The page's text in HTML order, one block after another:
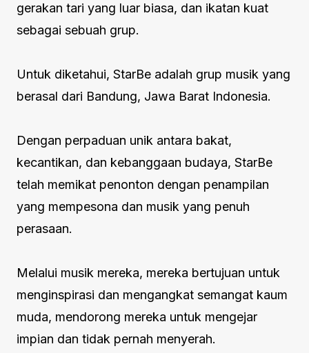
gerakan tari yang luar biasa, dan ikatan kuat
sebagai sebuah grup.
Untuk diketahui, StarBe adalah grup musik yang
berasal dari Bandung, Jawa Barat Indonesia.
Dengan perpaduan unik antara bakat,
kecantikan, dan kebanggaan budaya, StarBe
telah memikat penonton dengan penampilan
yang mempesona dan musik yang penuh
perasaan.
Melalui musik mereka, mereka bertujuan untuk
menginspirasi dan mengangkat semangat kaum
muda, mendorong mereka untuk mengejar
impian dan tidak pernah menyerah.